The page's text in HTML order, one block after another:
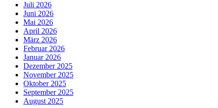
Juli 2026
Juni 2026
Mai 2026
April 2026
März 2026
Februar 2026
Januar 2026
Dezember 2025
November 2025
Oktober 2025
September 2025
August 2025